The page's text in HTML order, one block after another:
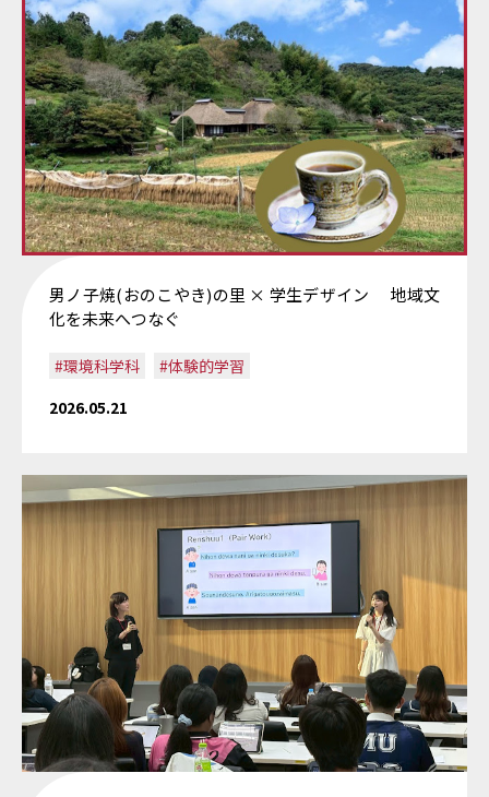
男ノ子焼(おのこやき)の里 × 学生デザイン 地域文
化を未来へつなぐ
#環境科学科
#体験的学習
2026.05.21